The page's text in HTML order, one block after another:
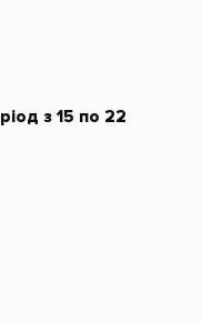
з 15 по 22